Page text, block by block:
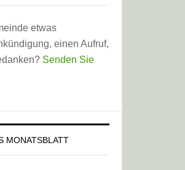
etwas
einen Aufruf,
Senden Sie
MONATSBLATT